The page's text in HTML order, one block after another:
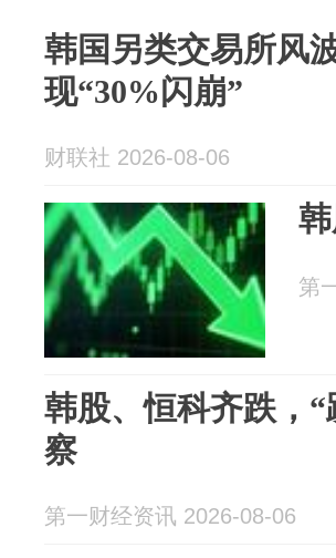
韩国另类交易所风
现“30%闪崩”
财联社 2026-08-06
第
韩股、恒科齐跌，
察
第一财经资讯 2026-08-06